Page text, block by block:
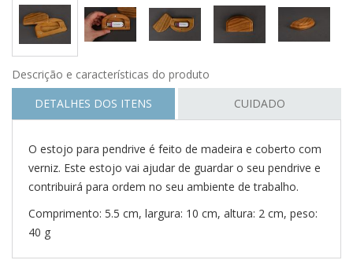
Descrição e características do produto
DETALHES DOS ITENS
CUIDADO
O estojo para pendrive é feito de madeira e coberto com
verniz. Este estojo vai ajudar de guardar o seu pendrive e
contribuirá para ordem no seu ambiente de trabalho.
Comprimento: 5.5 cm, largura: 10 cm, altura: 2 cm, peso:
40 g